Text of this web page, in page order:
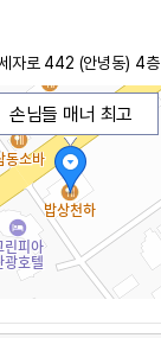
자로 442 (안녕동) 4층
손님들 매너 최고